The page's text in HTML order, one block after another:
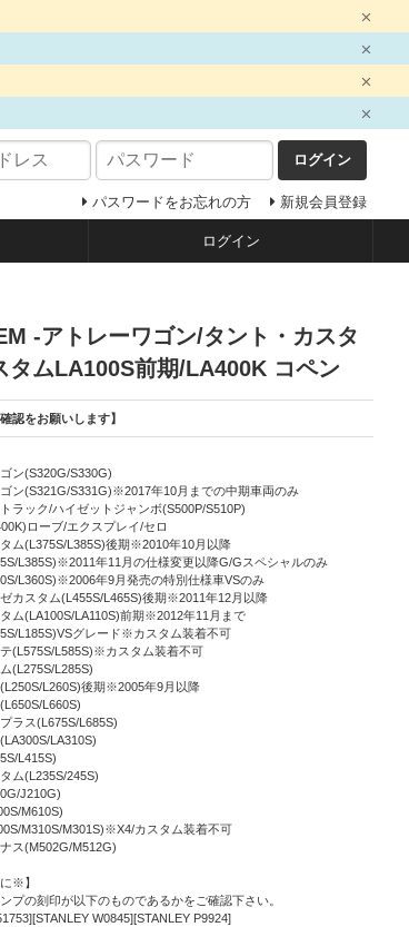
ログイン
パスワードをお忘れの方 新規会員登録
ログイン
-アトレーワゴン/タント・カスタ
タムLA100S前期/LA400K コペン
認をお願いします】
ン(S320G/S330G)
ゴン(S321G/S331G)※2017年10月までの中期車両のみ
ラック/ハイゼットジャンボ(S500P/S510P)
ローブ/エクスプレイ/セロ
タム(L375S/L385S)後期※2010年10月以降
L385S)※2011年11月の仕様変更以降G/Gスペシャルのみ
L360S)※2006年9月発売の特別仕様車VSのみ
ゼカスタム(L455S/L465S)後期※2011年12月以降
タム(LA100S/LA110S)前期※2012年11月まで
L185S)VSグレード※カスタム装着不可
テ(L575S/L585S)※カスタム装着不可
(L275S/L285S)
(L250S/L260S)後期※2005年9月以降
L660S)
ラス(L675S/L685S)
LA310S)
L415S)
ム(L235S/245S)
J210G)
M610S)
M310S/M301S)※X4/カスタム装着不可
ス(M502G/M512G)
※】
プの刻印が以下のものであるかをご確認下さい。
W0845][STANLEY P9924]